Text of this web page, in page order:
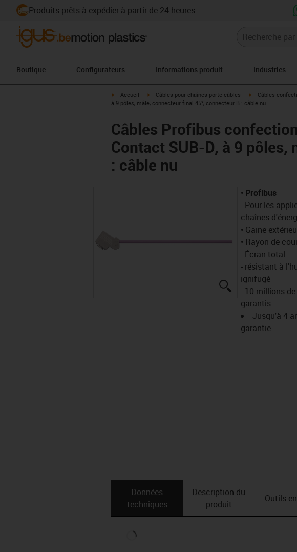
Produits prêts à expédier à partir de 24 heures
Boutique Configurateurs Informations produit Industries
igus-icon-arrow-right
Accueil igus-icon-arrow-right
Câbles pour chaînes porte-câbles igus-icon-arrow-
Câbles
à 9 pôles, mâle, connecteur final 45°, connecteur B : câble nu
Câbles Profibus
Contact SUB-D, à 9
: câble nu
igus-icon-lupe
• Profibus
- Pour les
chaînes
• Gaine
• Rayon de
- Écran total
- résistant à
ignifugé
- 10 millions
garantis
Jusqu'à 4
garantie
Données
techniques
Description du
produit
Outils